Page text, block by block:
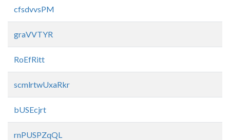
cfsdvvsPM
graVVTYR
RoEfRitt
scmlrtwUxaRkr
bUSEcjrt
rnPUSPZqQL